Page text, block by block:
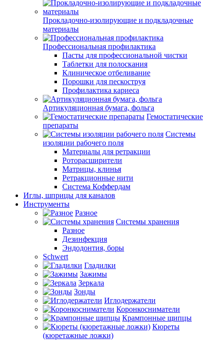
Прокладочно-изолирующие и подкладочные
материалы
Профессиональная профилактика
Пасты для профессиональной чистки
Таблетки для полоскания
Клиническое отбеливание
Порошки для пескоструя
Профилактика кариеса
Артикуляционная бумага, фольга
Гемостатические
препараты
Системы
изоляции рабочего поля
Материалы для ретракции
Роторасширители
Матрицы, клинья
Ретракционные нити
Система Коффердам
Иглы, шприцы для каналов
Инструменты
Разное
Системы хранения
Разное
Дезинфекция
Эндодонтия, боры
Schwert
Гладилки
Зажимы
Зеркала
Зонды
Иглодержатели
Коронкосниматели
Крампонные щипцы
Кюреты
(кюретажные ложки)